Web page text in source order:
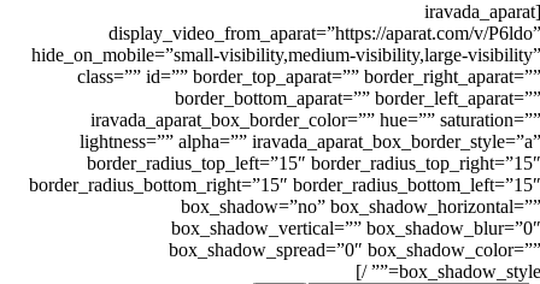
[iravada_aparat
display_video_from_aparat=”https://aparat.com/v/P6ldo”
hide_on_mobile=”small-visibility,medium-visibility,large-visibility”
class=”” id=”” border_top_aparat=”” border_right_aparat=””
border_bottom_aparat=”” border_left_aparat=””
iravada_aparat_box_border_color=”” hue=”” saturation=””
lightness=”” alpha=”” iravada_aparat_box_border_style=”a”
border_radius_top_left=”15″ border_radius_top_right=”15″
border_radius_bottom_right=”15″ border_radius_bottom_left=”15″
box_shadow=”no” box_shadow_horizontal=””
box_shadow_vertical=”” box_shadow_blur=”0″
box_shadow_spread=”0″ box_shadow_color=””
box_shadow_style=”” /]